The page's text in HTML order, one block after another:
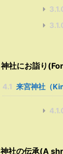
神社にお詣り
4.1 来宮神社（
神社の伝承(A